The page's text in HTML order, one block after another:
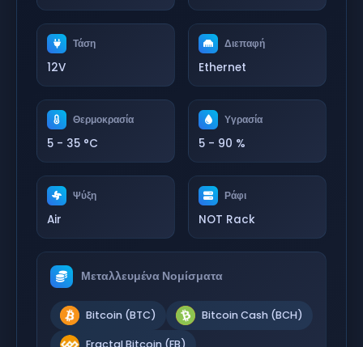
Τάση
12V
Διεπαφή
Ethernet
Θερμοκρασία
5 - 35 °C
Υγρασία
5 - 90 %
Ψύξη
Air
Ράφι
NOT Rack
Μεταλλευμένα Νομίσματα
Bitcoin (BTC) Bitcoin Cash (BCH)